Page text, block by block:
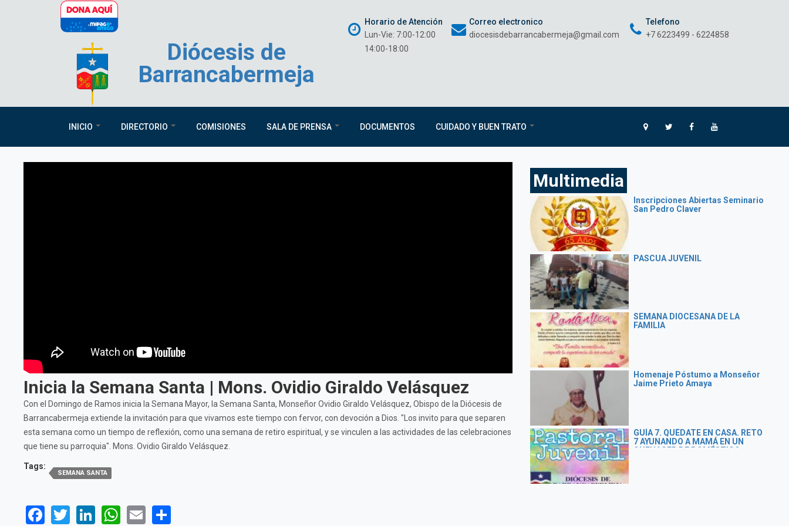
Pasar al contenido principal
Diócesis de
Barrancabermeja
Horario de Atención
Lun-Vie: 7:00-12:00
14:00-18:00
Correo electronico
diocesisdebarrancabermeja@gmail.com
Telefono
+7 6223499 - 6224858
INICIO DIRECTORIO COMISIONES SALA DE PRENSA DOCUMENTOS CUIDADO Y BUEN TRATO
Inicia la Semana Santa | Mons. Ovidio Giraldo Velásquez
Con el Domingo de Ramos inicia la Semana Mayor, la Semana Santa, Monseñor Ovidio Giraldo Velásquez, Obispo de la Diócesis de
Barrancabermeja extiende la invitación para que vivamos este tiempo con fervor, con devoción a Dios. "Los invito para que separen
esta semana como un tiempo de reflexión, como una semana de retiro espiritual, y se vinculen a las actividades de las celebraciones
que tiene su parroquia". Mons. Ovidio Giraldo Velásquez.
Tags:
SEMANA SANTA
Facebook
TwitterLinkedIn
WhatsApp
Email
Multimedia
Inscripciones Abiertas Seminario
San Pedro Claver
PASCUA JUVENIL
SEMANA DIOCESANA DE LA
FAMILIA
Homenaje Póstumo a Monseñor
Jaime Prieto Amaya
GUÍA 7. QUÉDATE EN CASA. RETO
7 AYUNANDO A MAMÁ EN UN
QUEHACER DE DOMÉSTICO